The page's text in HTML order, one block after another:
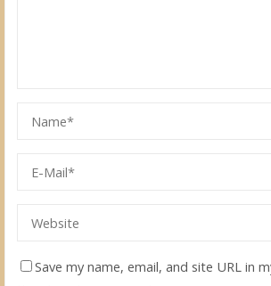
Save my name, email, and site URL in